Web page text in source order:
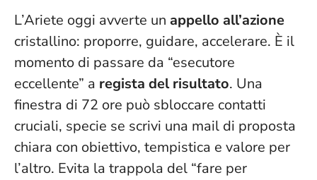
L’Ariete oggi avverte un appello all’azione
cristallino: proporre, guidare, accelerare. È il
momento di passare da “esecutore
eccellente” a regista del risultato. Una
finestra di 72 ore può sbloccare contatti
cruciali, specie se scrivi una mail di proposta
chiara con obiettivo, tempistica e valore per
l’altro. Evita la trappola del “fare per